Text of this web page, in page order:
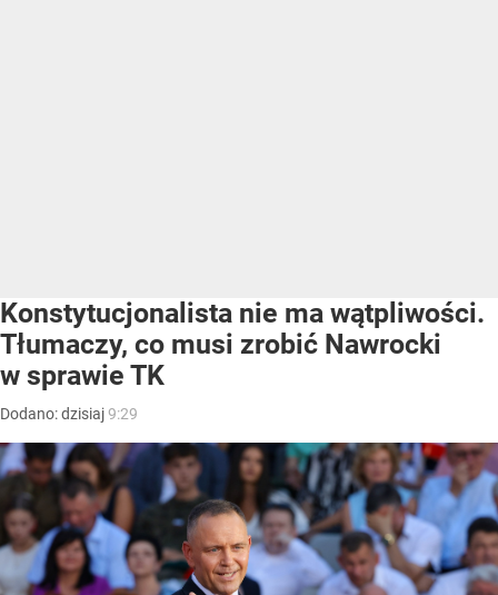
Konstytucjonalista nie ma wątpliwości.
Tłumaczy, co musi zrobić Nawrocki
w sprawie TK
Dodano:dzisiaj9:29